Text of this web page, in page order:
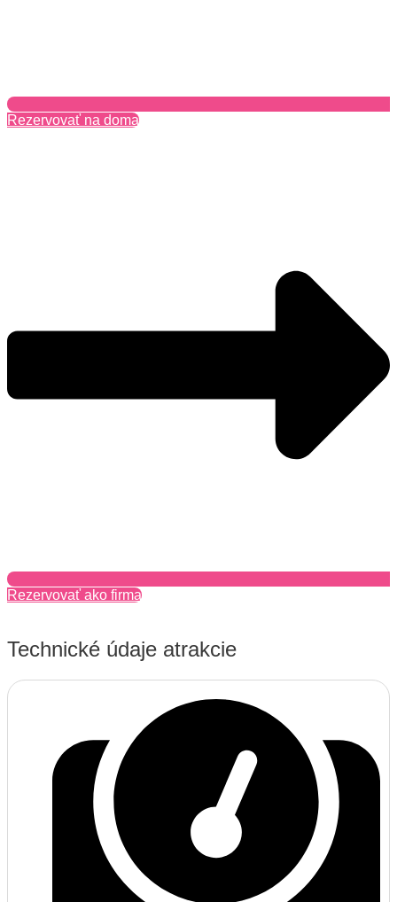
Rezervovať na doma
Rezervovať ako firma
Technické údaje atrakcie